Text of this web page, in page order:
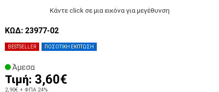
Κάντε click σε μια εικόνα για μεγέθυνση
BESTSELLER ΠΟΣΟΤΙΚΗ ΕΚΠΤΩΣΗ
ΚΩΔ: 23977-02
Άμεσα
Τιμή: 3,60€
2,90€ + ΦΠΑ 24%